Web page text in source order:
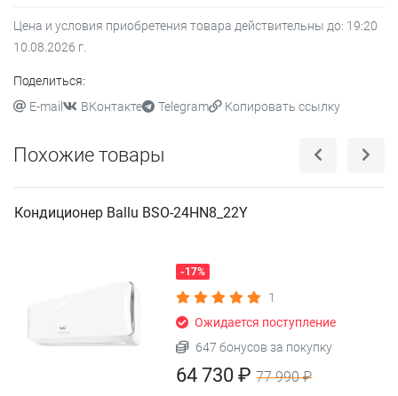
Цена и условия приобретения товара действительны до: 19:20
10.08.2026 г.
Поделиться:
E-mail
ВКонтакте Telegram Копировать ссылку
Похожие товары
Кондиционер Ballu BSO-24HN8_22Y
-17%
1
Ожидается поступление
647 бонусов за покупку
64 730 ₽77 990 ₽